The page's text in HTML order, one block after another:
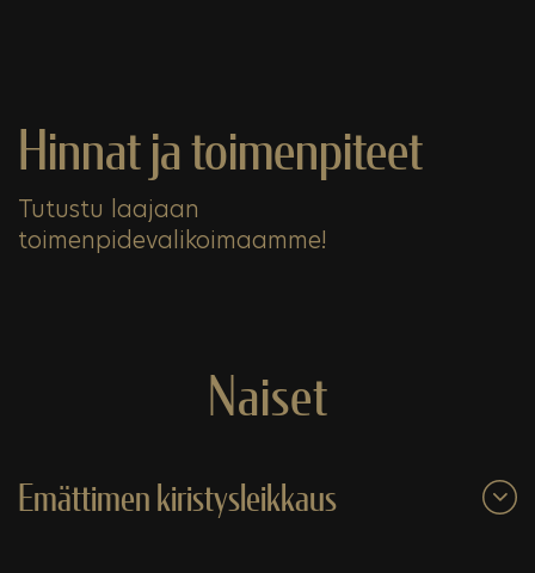
Hinnat ja toimenpiteet
Tutustu laajaan
toimenpidevalikoimaamme!
Naiset
Emättimen kiristysleikkaus